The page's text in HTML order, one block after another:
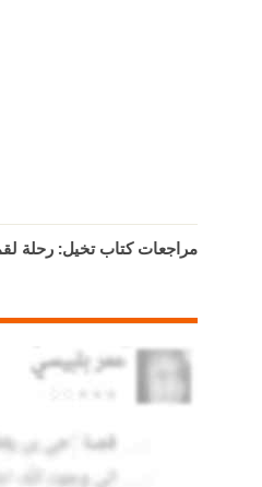
مراجعات كتاب تخيل: رحلة